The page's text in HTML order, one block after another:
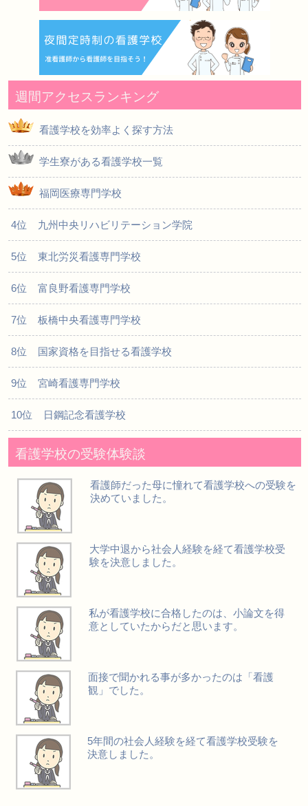
週間アクセスランキング
看護学校を効率よく探す方法
学生寮がある看護学校一覧
福岡医療専門学校
4位 九州中央リハビリテーション学院
5位 東北労災看護専門学校
6位 富良野看護専門学校
7位 板橋中央看護専門学校
8位 国家資格を目指せる看護学校
9位 宮崎看護専門学校
10位 日鋼記念看護学校
看護学校の受験体験談
看護師だった母に憧れて看護学校への受験を
決めていました。
大学中退から社会人経験を経て看護学校受
験を決意しました。
私が看護学校に合格したのは、小論文を得
意としていたからだと思います。
面接で聞かれる事が多かったのは「看護
観」でした。
5年間の社会人経験を経て看護学校受験を
決意しました。